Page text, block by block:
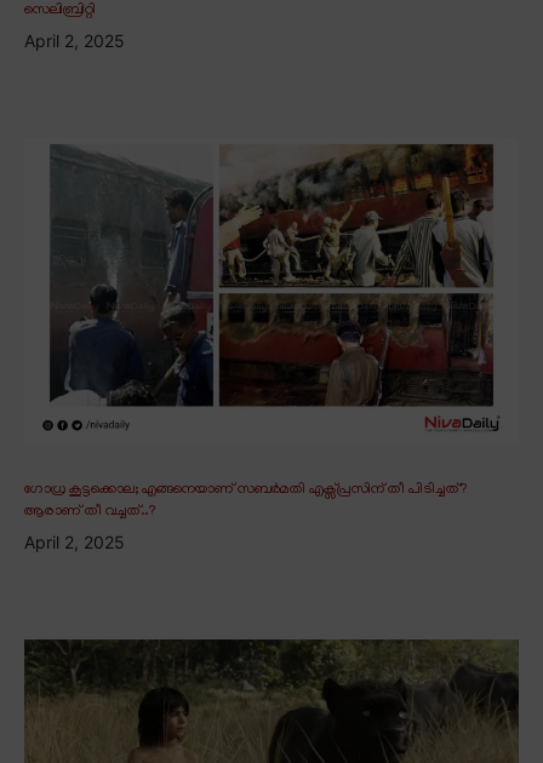
സെലിബ്രിറ്റി
April 2, 2025
ഗോധ്ര കൂട്ടക്കൊല; എങ്ങനെയാണ് സബർമതി എക്സ്പ്രസിന് തീ പിടിച്ചത്?
ആരാണ് തീ വച്ചത്..?
April 2, 2025